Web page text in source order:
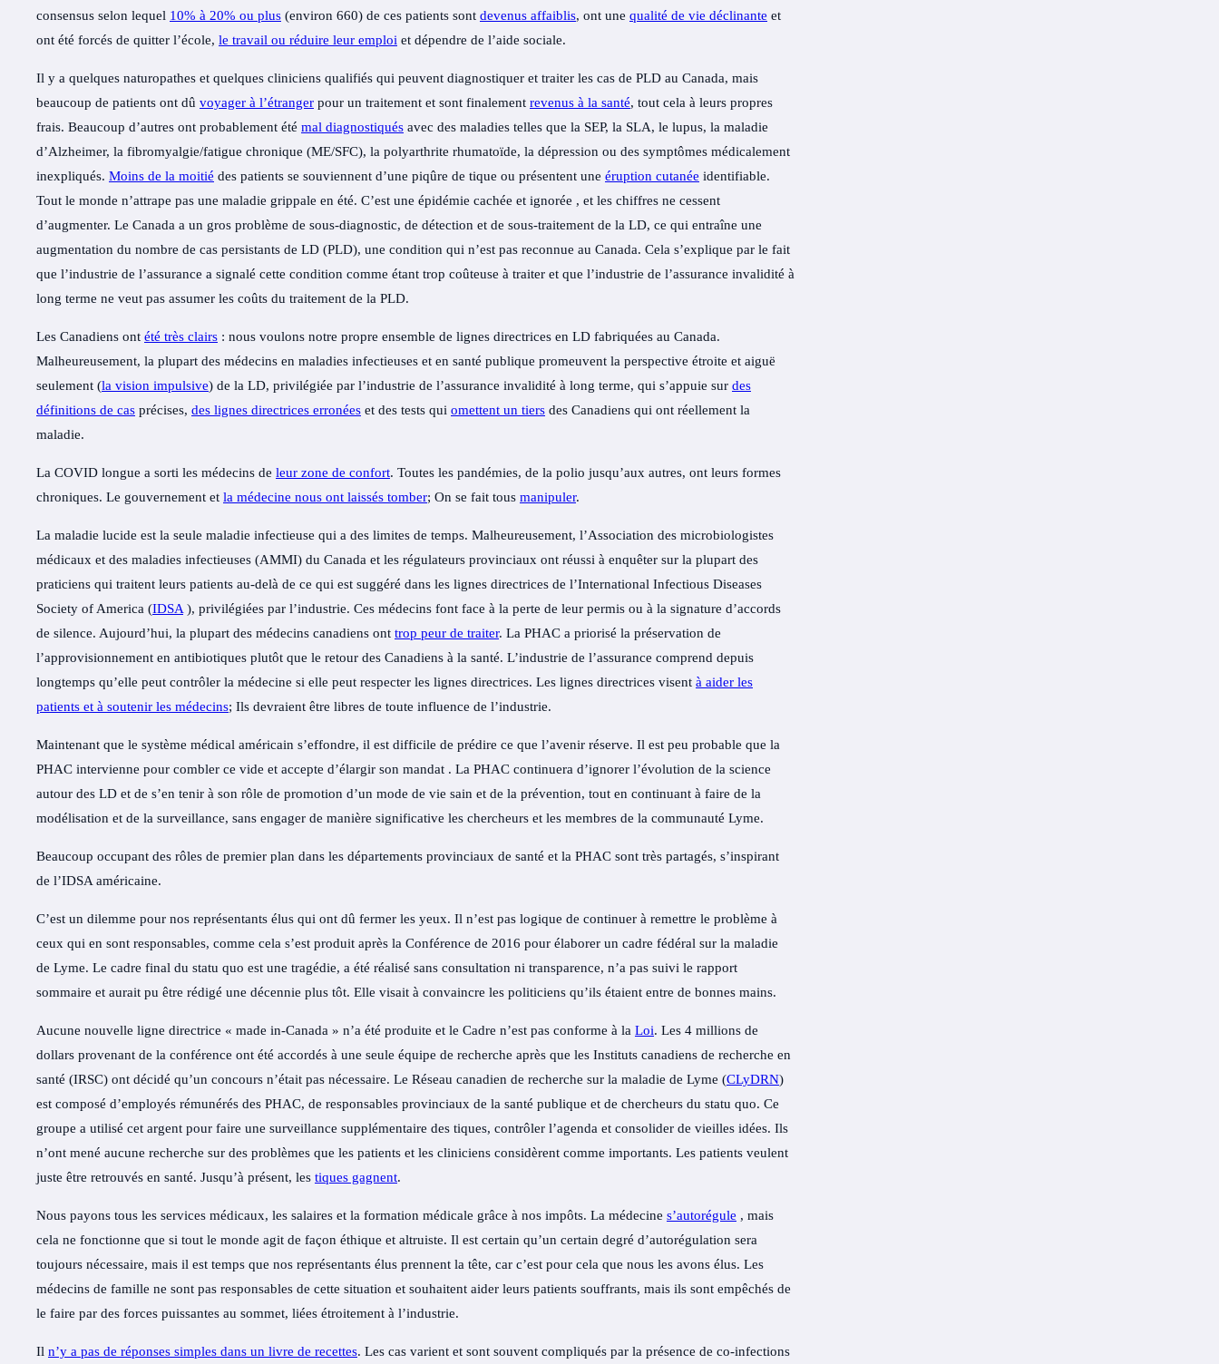
consensus selon lequel 10% à 20% ou plus (environ 660) de ces patients sont devenus affaiblis, ont une qualité de vie déclinante et
ont été forcés de quitter l’école, le travail ou réduire leur emploi et dépendre de l’aide sociale.
Il y a quelques naturopathes et quelques cliniciens qualifiés qui peuvent diagnostiquer et traiter les cas de PLD au Canada, mais
beaucoup de patients ont dû voyager à l’étranger pour un traitement et sont finalement revenus à la santé, tout cela à leurs propres
frais. Beaucoup d’autres ont probablement été mal diagnostiqués avec des maladies telles que la SEP, la SLA, le lupus, la maladie
d’Alzheimer, la fibromyalgie/fatigue chronique (ME/SFC), la polyarthrite rhumatoïde, la dépression ou des symptômes médicalement
inexpliqués. Moins de la moitié des patients se souviennent d’une piqûre de tique ou présentent une éruption cutanée identifiable.
Tout le monde n’attrape pas une maladie grippale en été. C’est une épidémie cachée et ignorée , et les chiffres ne cessent
d’augmenter. Le Canada a un gros problème de sous-diagnostic, de détection et de sous-traitement de la LD, ce qui entraîne une
augmentation du nombre de cas persistants de LD (PLD), une condition qui n’est pas reconnue au Canada. Cela s’explique par le fait
que l’industrie de l’assurance a signalé cette condition comme étant trop coûteuse à traiter et que l’industrie de l’assurance invalidité à
long terme ne veut pas assumer les coûts du traitement de la PLD.
Les Canadiens ont été très clairs : nous voulons notre propre ensemble de lignes directrices en LD fabriquées au Canada.
Malheureusement, la plupart des médecins en maladies infectieuses et en santé publique promeuvent la perspective étroite et aiguë
seulement (la vision impulsive) de la LD, privilégiée par l’industrie de l’assurance invalidité à long terme, qui s’appuie sur des
définitions de cas précises, des lignes directrices erronées et des tests qui omettent un tiers des Canadiens qui ont réellement la
maladie.
La COVID longue a sorti les médecins de leur zone de confort. Toutes les pandémies, de la polio jusqu’aux autres, ont leurs formes
chroniques. Le gouvernement et la médecine nous ont laissés tomber; On se fait tous manipuler.
La maladie lucide est la seule maladie infectieuse qui a des limites de temps. Malheureusement, l’Association des microbiologistes
médicaux et des maladies infectieuses (AMMI) du Canada et les régulateurs provinciaux ont réussi à enquêter sur la plupart des
praticiens qui traitent leurs patients au-delà de ce qui est suggéré dans les lignes directrices de l’International Infectious Diseases
Society of America (IDSA), privilégiées par l’industrie. Ces médecins font face à la perte de leur permis ou à la signature d’accords
de silence. Aujourd’hui, la plupart des médecins canadiens ont trop peur de traiter. La PHAC a priorisé la préservation de
l’approvisionnement en antibiotiques plutôt que le retour des Canadiens à la santé. L’industrie de l’assurance comprend depuis
longtemps qu’elle peut contrôler la médecine si elle peut respecter les lignes directrices. Les lignes directrices visent à aider les
patients et à soutenir les médecins; Ils devraient être libres de toute influence de l’industrie.
Maintenant que le système médical américain s’effondre, il est difficile de prédire ce que l’avenir réserve. Il est peu probable que la
PHAC intervienne pour combler ce vide et accepte d’élargir son mandat . La PHAC continuera d’ignorer l’évolution de la science
autour des LD et de s’en tenir à son rôle de promotion d’un mode de vie sain et de la prévention, tout en continuant à faire de la
modélisation et de la surveillance, sans engager de manière significative les chercheurs et les membres de la communauté Lyme.
Beaucoup occupant des rôles de premier plan dans les départements provinciaux de santé et la PHAC sont très partagés, s’inspirant
de l’IDSA américaine.
C’est un dilemme pour nos représentants élus qui ont dû fermer les yeux. Il n’est pas logique de continuer à remettre le problème à
ceux qui en sont responsables, comme cela s’est produit après la Conférence de 2016 pour élaborer un cadre fédéral sur la maladie
de Lyme. Le cadre final du statu quo est une tragédie, a été réalisé sans consultation ni transparence, n’a pas suivi le rapport
sommaire et aurait pu être rédigé une décennie plus tôt. Elle visait à convaincre les politiciens qu’ils étaient entre de bonnes mains.
Aucune nouvelle ligne directrice « made in-Canada » n’a été produite et le Cadre n’est pas conforme à la Loi. Les 4 millions de
dollars provenant de la conférence ont été accordés à une seule équipe de recherche après que les Instituts canadiens de recherche en
santé (IRSC) ont décidé qu’un concours n’était pas nécessaire. Le Réseau canadien de recherche sur la maladie de Lyme (CLyDRN)
est composé d’employés rémunérés des PHAC, de responsables provinciaux de la santé publique et de chercheurs du statu quo. Ce
groupe a utilisé cet argent pour faire une surveillance supplémentaire des tiques, contrôler l’agenda et consolider de vieilles idées. Ils
n’ont mené aucune recherche sur des problèmes que les patients et les cliniciens considèrent comme importants. Les patients veulent
juste être retrouvés en santé. Jusqu’à présent, les tiques gagnent.
Nous payons tous les services médicaux, les salaires et la formation médicale grâce à nos impôts. La médecine s’autorégule , mais
cela ne fonctionne que si tout le monde agit de façon éthique et altruiste. Il est certain qu’un certain degré d’autorégulation sera
toujours nécessaire, mais il est temps que nos représentants élus prennent la tête, car c’est pour cela que nous les avons élus. Les
médecins de famille ne sont pas responsables de cette situation et souhaitent aider leurs patients souffrants, mais ils sont empêchés de
le faire par des forces puissantes au sommet, liées étroitement à l’industrie.
Il n’y a pas de réponses simples dans un livre de recettes. Les cas varient et sont souvent compliqués par la présence de co-infections